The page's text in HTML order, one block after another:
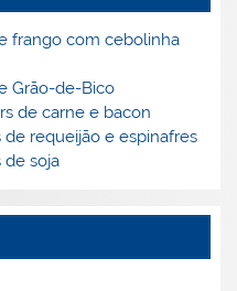
l
frango com cebolinha
Grão-de-Bico
de carne e bacon
requeijão e espinafres
de soja